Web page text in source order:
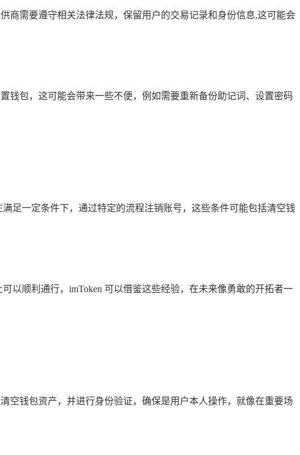
商需要遵守相关法律法规，保留用户的交易记录和身份信息,这可能会
钱包，这可能会带来一些不便，例如需要重新备份助记词、设置密码
足一定条件下，通过特定的流程注销账号，这些条件可能包括清空钱
以顺利通行，imToken 可以借鉴这些经验，在未来像勇敢的开拓者一
空钱包资产，并进行身份验证，确保是用户本人操作，就像在重要场